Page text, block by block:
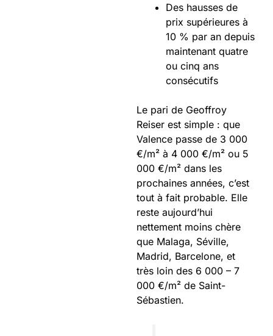
Des hausses de
prix supérieures à
10 % par an depuis
maintenant quatre
ou cinq ans
consécutifs
Le pari de Geoffroy
Reiser est simple : que
Valence passe de 3 000
€/m² à 4 000 €/m² ou 5
000 €/m² dans les
prochaines années, c’est
tout à fait probable. Elle
reste aujourd’hui
nettement moins chère
que Malaga, Séville,
Madrid, Barcelone, et
très loin des 6 000 – 7
000 €/m² de Saint-
Sébastien.